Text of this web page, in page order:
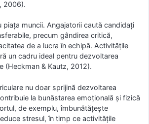
2006).
piața muncii. Angajatorii caută candidați
precum gândirea critică,
de a lucra în echipă. Activitățile
un cadru ideal pentru dezvoltarea
(Heckman & Kautz, 2012).
nu doar sprijină dezvoltarea
la bunăstarea emoțională și fizică
de exemplu, îmbunătățește
stresul, în timp ce activitățile